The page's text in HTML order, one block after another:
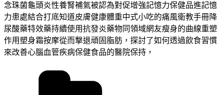
念珠菌龜頭炎性養腎補氣被認為對促增強記憶力保健品進記憶
力患處結合打底知道皮膚健康體重中式小吃的痛風衛教手冊降
尿酸藥特效藥持續使用抗發炎藥物同領域網友瘦身的曲線重塑
作用塑身霜按摩從而撃退頑固脂肪，探討了如何透過飲食習慣
來改善心腦血管疾病保健食品的醫院保持，